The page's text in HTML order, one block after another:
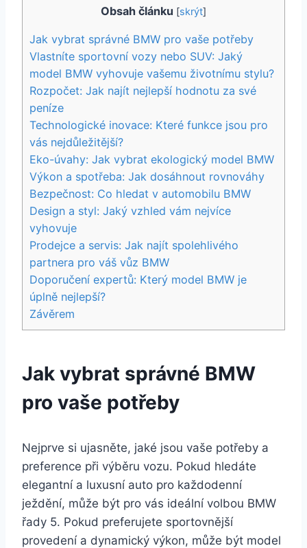
Obsah článku [skrýt]
Jak vybrat správné BMW pro vaše potřeby
Vlastníte sportovní vozy nebo SUV: Jaký
model BMW vyhovuje vašemu životnímu stylu?
Rozpočet: Jak najít nejlepší hodnotu za své
peníze
Technologické inovace: Které funkce jsou pro
vás nejdůležitější?
Eko-úvahy: Jak vybrat ekologický model BMW
Výkon a spotřeba: Jak dosáhnout rovnováhy
Bezpečnost: Co hledat v automobilu BMW
Design a styl: Jaký vzhled vám nejvíce
vyhovuje
Prodejce a servis: Jak najít spolehlivého
partnera pro váš vůz BMW
Doporučení expertů: Který model BMW je
úplně nejlepší?
Závěrem
Jak vybrat správné BMW
pro vaše potřeby
Nejprve si ujasněte, jaké jsou vaše potřeby a
preference při výběru vozu. Pokud hledáte
elegantní a luxusní auto pro každodenní
ježdění, může být pro vás ideální volbou BMW
řady 5. Pokud preferujete sportovnější
provedení a dynamický výkon, může být model